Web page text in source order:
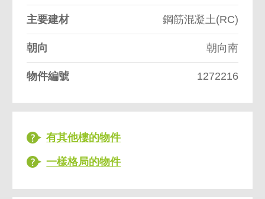
主要建材 鋼筋混凝土(RC)
朝向 朝向南
物件編號 1272216
有其他樓的物件
一樣格局的物件